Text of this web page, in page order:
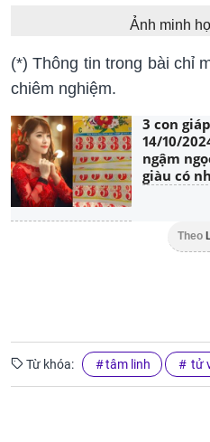
Ảnh minh
(*) Thông tin trong bài chỉ
chiêm nghiệm.
3 con
14/10/
ngậm
giàu có
Theo
Từ khóa: tâm linh tử